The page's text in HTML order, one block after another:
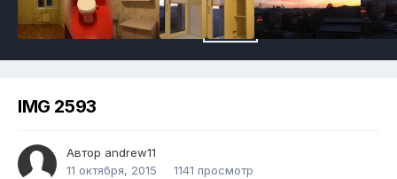
IMG 2593
Автор andrew11
11 октября, 2015
1141 просмотр